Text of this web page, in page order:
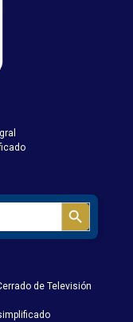
Search
de Televisión